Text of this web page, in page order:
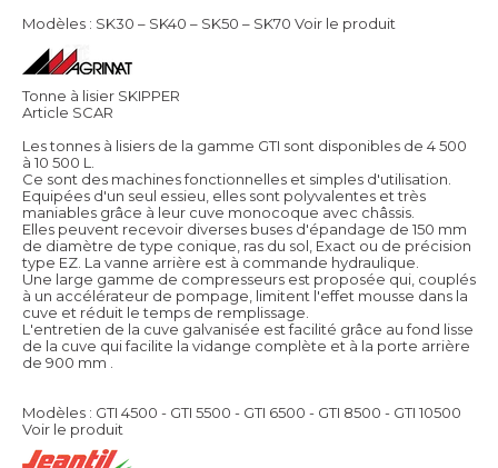
Modèles : SK30 – SK40 – SK50 – SK70 Voir le produit
Tonne à lisier SKIPPER
Article SCAR
Les tonnes à lisiers de la gamme GTI sont disponibles de 4 500
à 10 500 L.
Ce sont des machines fonctionnelles et simples d'utilisation.
Equipées d'un seul essieu, elles sont polyvalentes et très
maniables grâce à leur cuve monocoque avec châssis.
Elles peuvent recevoir diverses buses d'épandage de 150 mm
de diamètre de type conique, ras du sol, Exact ou de précision
type EZ. La vanne arrière est à commande hydraulique.
Une large gamme de compresseurs est proposée qui, couplés
à un accélérateur de pompage, limitent l'effet mousse dans la
cuve et réduit le temps de remplissage.
L'entretien de la cuve galvanisée est facilité grâce au fond lisse
de la cuve qui facilite la vidange complète et à la porte arrière
de 900 mm .
Modèles : GTI 4500 - GTI 5500 - GTI 6500 - GTI 8500 - GTI 10500
Voir le produit